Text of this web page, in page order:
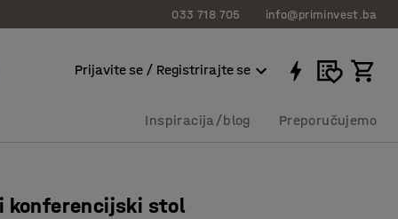
033 718 705 info@priminvest.ba
Prijavite se / Registrirajte se
Inspiracija/blog Preporučujemo
konferencijski stol